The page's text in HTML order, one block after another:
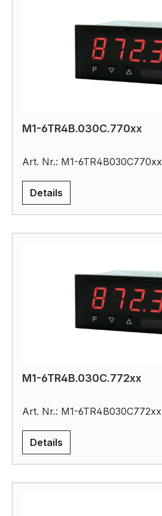
M1-6TR4B.030C.770xx
Art. Nr.: M1-6TR4B030C770xx
Details
M1-6TR4B.030C.772xx
Art. Nr.: M1-6TR4B030C772xx
Details